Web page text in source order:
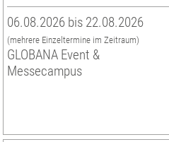
06.08.2026 bis 22.08.2026
(mehrere Einzeltermine im Zeitraum)
GLOBANA Event &
Messecampus